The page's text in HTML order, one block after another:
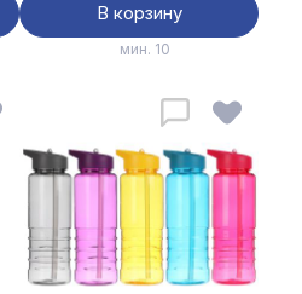
В корзину
мин. 10